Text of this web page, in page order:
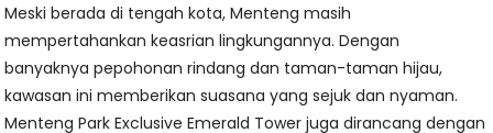
Meski berada di tengah kota, Menteng masih
mempertahankan keasrian lingkungannya. Dengan
banyaknya pepohonan rindang dan taman-taman hijau,
kawasan ini memberikan suasana yang sejuk dan nyaman.
Menteng Park Exclusive Emerald Tower juga dirancang dengan